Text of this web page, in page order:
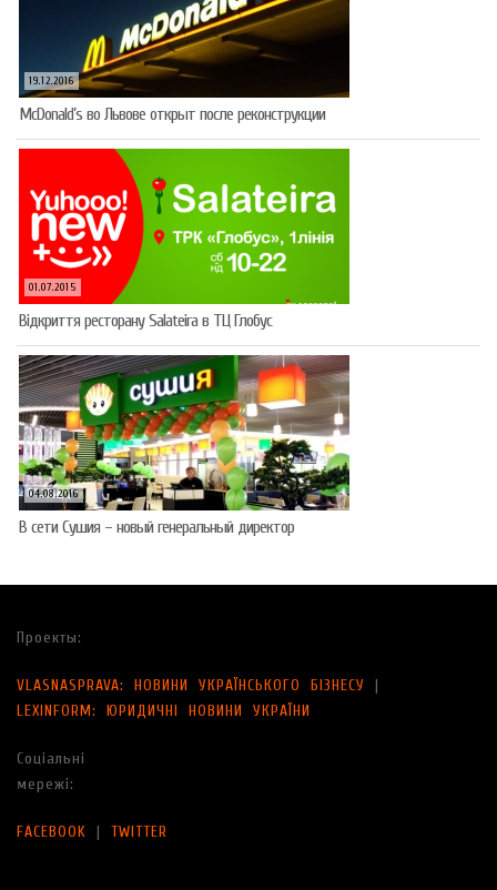
19.12.2016
McDonald’s во Львове открыт после реконструкции
01.07.2015
Відкриття ресторану Salateirа в ТЦ Глобус
04.08.2016
В сети Сушия – новый генеральный директор
Проекты:
VLASNASPRAVA: НОВИНИ УКРАЇНСЬКОГО БІЗНЕСУ |
LEXINFORM: ЮРИДИЧНІ НОВИНИ УКРАЇНИ
Соціальні
мережі:
FACEBOOK | TWITTER